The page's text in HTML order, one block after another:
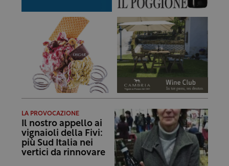
LA PROVOCAZIONE
Il nostro appello ai
vignaioli della Fivi:
più Sud Italia nei
vertici da rinnovare